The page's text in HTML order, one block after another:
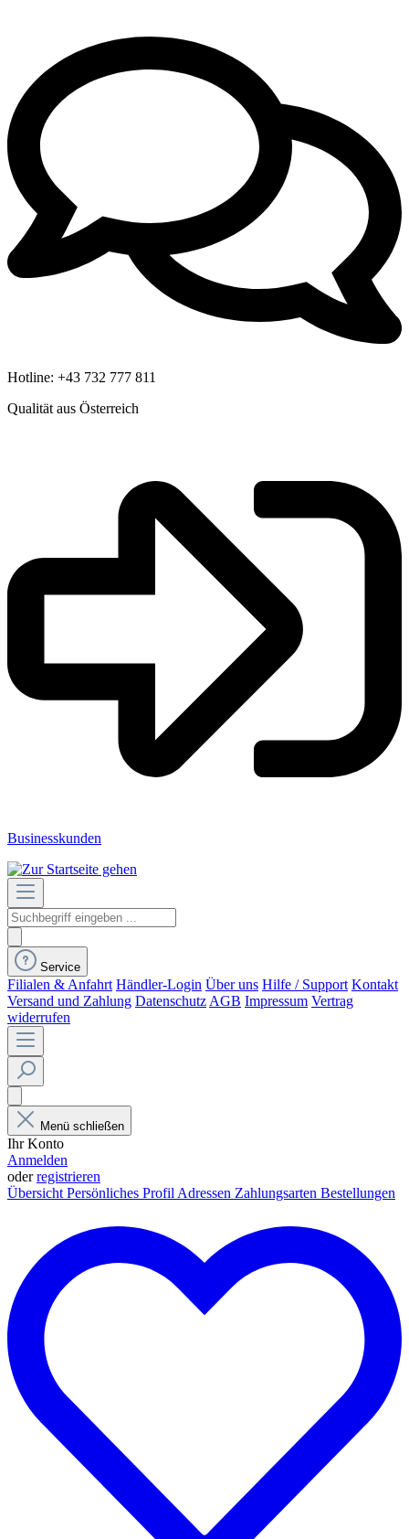
Hotline: +43 732 777 811
Qualität aus Österreich
Businesskunden
Service
Filialen & Anfahrt Händler-Login Über uns Hilfe / Support Kontakt
Versand und Zahlung Datenschutz AGB Impressum Vertrag
widerrufen
Menü schließen
Ihr Konto
Anmelden
oderregistrieren
Übersicht Persönliches Profil Adressen Zahlungsarten Bestellungen